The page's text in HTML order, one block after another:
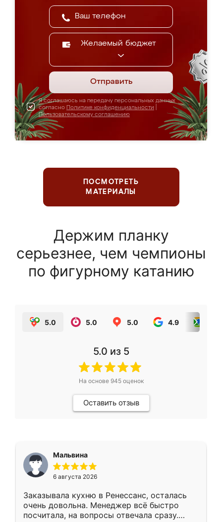
Желаемый бюджет
Отправить
Я соглашаюсь на передачу персональных данных
согласно Политике конфиденциальности
Пользовательскому соглашению
ПОСМОТРЕТЬ
МАТЕРИАЛЫ
Держим планку
серьезнее, чем чемпионы
по фигурному катанию
5.0 5.0 5.0 4.9
5.0 из 5
На основе 945оценок
Оставить отзыв
Мальвина
6 августа 2026
Заказывала кухню в Ренессанс, осталась
очень довольна. Менеджер всё быстро
посчитала, на вопросы отвечала сразу.